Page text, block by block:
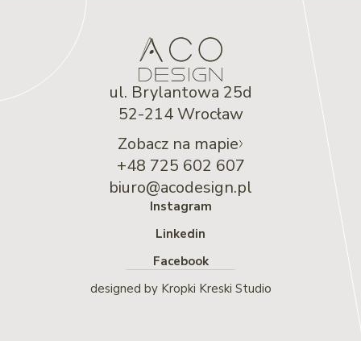
ul. Brylantowa 25d
52-214 Wrocław
Zobacz na mapie
+48 725 602 607
biuro@acodesign.pl
Instagram
Linkedin
Facebook
designed by Kropki Kreski Studio